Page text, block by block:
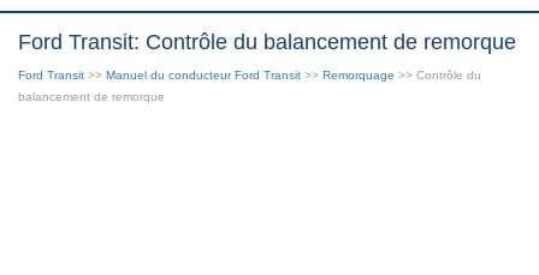
Ford Transit: Contrôle du balancement de remorque
Ford Transit >> Manuel du conducteur Ford Transit >> Remorquage >> Contrôle du
balancement de remorque